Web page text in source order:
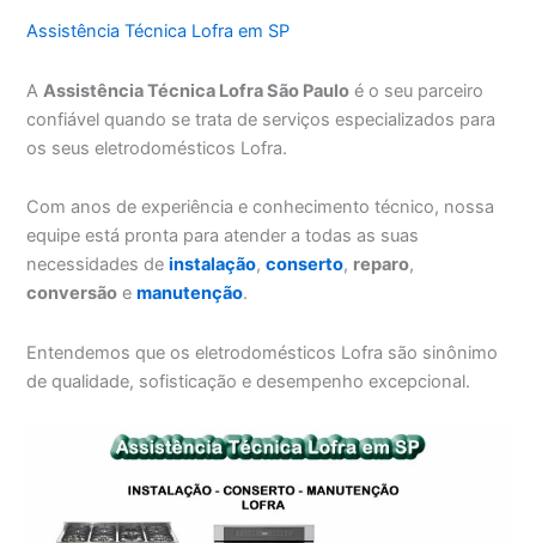
Assistência Técnica Lofra em SP
AAssistência Técnica Lofra São Paulo é o seu parceiro
confiável quando se trata de serviços especializados para
os seus eletrodomésticos Lofra.
Com anos de experiência e conhecimento técnico, nossa
equipe está pronta para atender a todas as suas
necessidades deinstalação,conserto, reparo,
conversão emanutenção.
Entendemos que os eletrodomésticos Lofra são sinônimo
de qualidade, sofisticação e desempenho excepcional.